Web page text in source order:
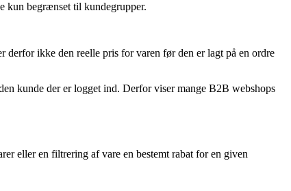
kun begrænset til kundegrupper.
derfor ikke den reelle pris for varen før den er lagt på en ordre
kunde der er logget ind. Derfor viser mange B2B webshops
eller en filtrering af vare en bestemt rabat for en given